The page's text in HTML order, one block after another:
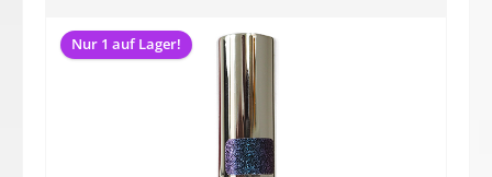
Nur 1 auf Lager!